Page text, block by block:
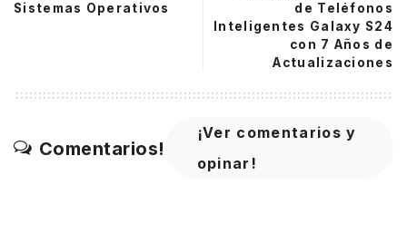
Sistemas Operativos
de Teléfonos
Inteligentes Galaxy S24
con 7 Años de
Actualizaciones
Comentarios!
¡Ver comentarios y
opinar!